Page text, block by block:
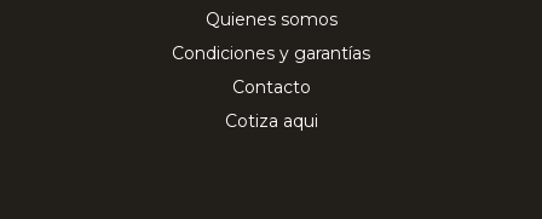
Quienes somos
Condiciones y garantías
Contacto
Cotiza aqui